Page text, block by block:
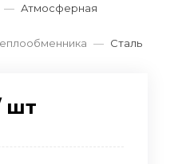
— Атмосферная
— Сталь
шт